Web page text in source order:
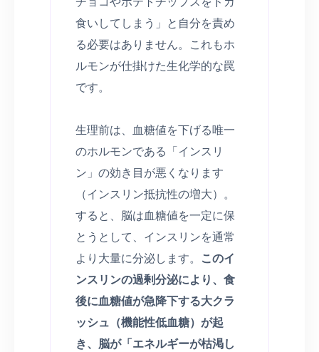
食いしてしまう」と自分を責め
る必要はありません。これもホ
ルモンが仕掛けた生化学的な罠
です。
生理前は、血糖値を下げる唯一
のホルモンである「インスリ
ン」の効き目が悪くなります
（インスリン抵抗性の増大）。
すると、脳は血糖値を一定に保
とうとして、インスリンを通常
より大量に分泌します。 このイ
ンスリンの過剰分泌により、食
後に血糖値が急降下する大クラ
ッシュ（機能性低血糖）が起
き、脳が「エネルギーが枯渇し